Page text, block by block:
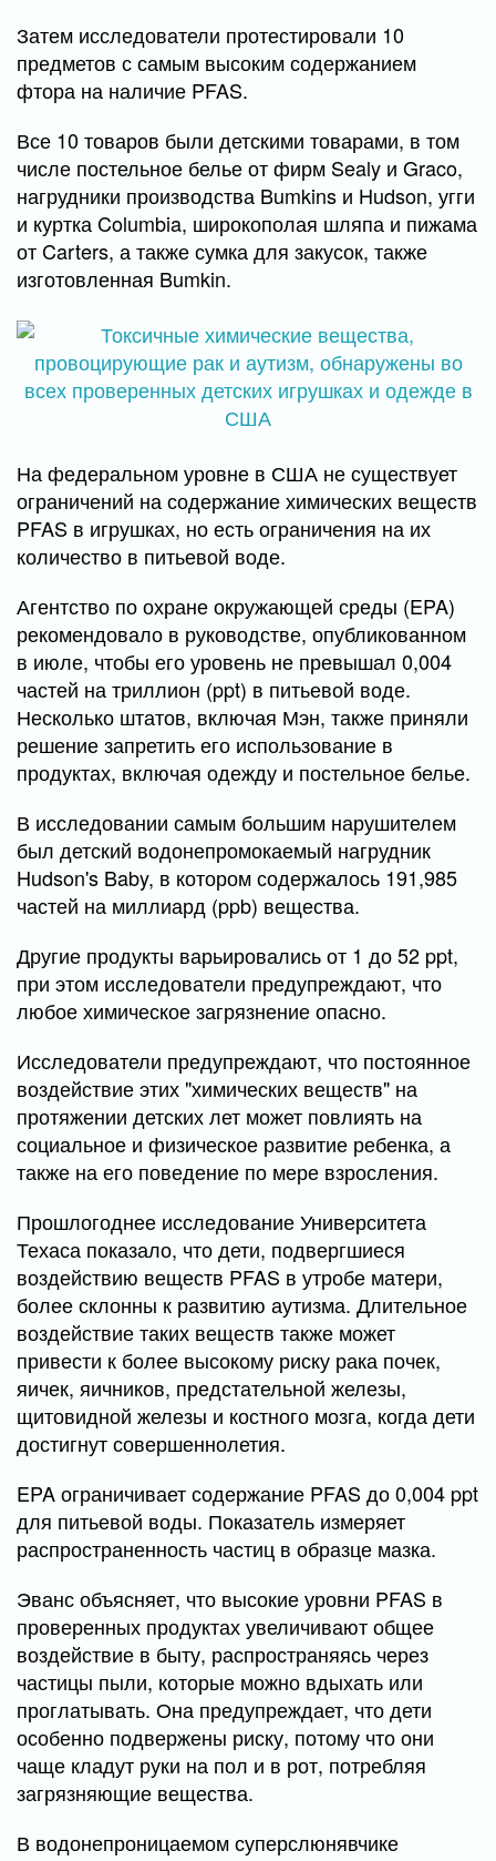
Затем исследователи протестировали 10
предметов с самым высоким содержанием
фтора на наличие PFAS.
Все 10 товаров были детскими товарами, в том
числе постельное белье от фирм Sealy и Graco,
нагрудники производства Bumkins и Hudson, угги
и куртка Columbia, широкополая шляпа и пижама
от Carters, а также сумка для закусок, также
изготовленная Bumkin.
На федеральном уровне в США не существует
ограничений на содержание химических веществ
PFAS в игрушках, но есть ограничения на их
количество в питьевой воде.
Агентство по охране окружающей среды (EPA)
рекомендовало в руководстве, опубликованном
в июле, чтобы его уровень не превышал 0,004
частей на триллион (ppt) в питьевой воде.
Несколько штатов, включая Мэн, также приняли
решение запретить его использование в
продуктах, включая одежду и постельное белье.
В исследовании самым большим нарушителем
был детский водонепромокаемый нагрудник
Hudson's Baby, в котором содержалось 191,985
частей на миллиард (ppb) вещества.
Другие продукты варьировались от 1 до 52 ppt,
при этом исследователи предупреждают, что
любое химическое загрязнение опасно.
Исследователи предупреждают, что постоянное
воздействие этих "химических веществ" на
протяжении детских лет может повлиять на
социальное и физическое развитие ребенка, а
также на его поведение по мере взросления.
Прошлогоднее исследование Университета
Техаса показало, что дети, подвергшиеся
воздействию веществ PFAS в утробе матери,
более склонны к развитию аутизма. Длительное
воздействие таких веществ также может
привести к более высокому риску рака почек,
яичек, яичников, предстательной железы,
щитовидной железы и костного мозга, когда дети
достигнут совершеннолетия.
EPA ограничивает содержание PFAS до 0,004 ppt
для питьевой воды. Показатель измеряет
распространенность частиц в образце мазка.
Эванс объясняет, что высокие уровни PFAS в
проверенных продуктах увеличивают общее
воздействие в быту, распространяясь через
частицы пыли, которые можно вдыхать или
проглатывать. Она предупреждает, что дети
особенно подвержены риску, потому что они
чаще кладут руки на пол и в рот, потребляя
загрязняющие вещества.
В водонепроницаемом суперслюнявчике